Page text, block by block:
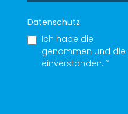
Datenschutz
Ich habe die
genommen und die
einverstanden. *